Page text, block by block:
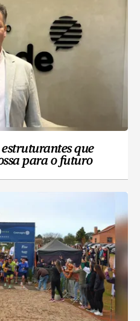
que
para o futuro